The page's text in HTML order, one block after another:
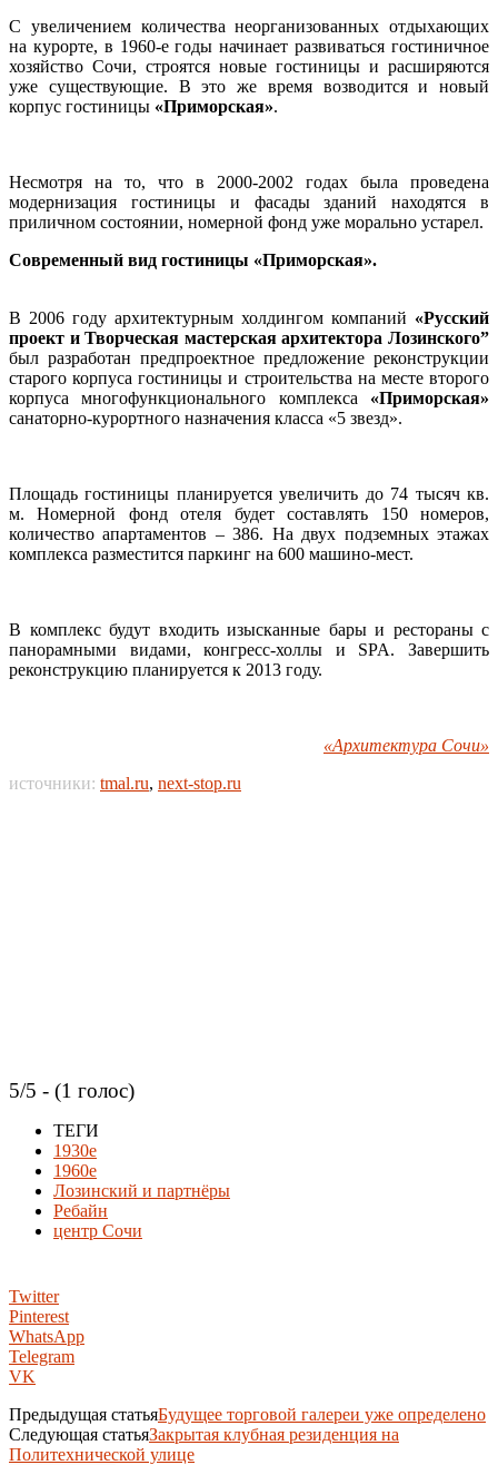
С увеличением количества неорганизованных отдыхающих
на курорте, в 1960-е годы начинает развиваться гостиничное
хозяйство Сочи, строятся новые гостиницы и расширяются
уже существующие. В это же время возводится и новый
корпус гостиницы «Приморская».
Несмотря на то, что в 2000-2002 годах была проведена
модернизация гостиницы и фасады зданий находятся в
приличном состоянии, номерной фонд уже морально устарел.
Современный вид гостиницы «Приморская».
В 2006 году архитектурным холдингом компаний «Русский
проект и Творческая мастерская архитектора Лозинского”
был разработан предпроектное предложение реконструкции
старого корпуса гостиницы и строительства на месте второго
корпуса многофункционального комплекса «Приморская»
санаторно-курортного назначения класса «5 звезд».
Площадь гостиницы планируется увеличить до 74 тысяч кв.
м. Номерной фонд отеля будет составлять 150 номеров,
количество апартаментов – 386. На двух подземных этажах
комплекса разместится паркинг на 600 машино-мест.
В комплекс будут входить изысканные бары и рестораны с
панорамными видами, конгресс-холлы и SPA. Завершить
реконструкцию планируется к 2013 году.
«Архитектура Сочи»
источники: tmal.ru, next-stop.ru
5/5 - (1 голос)
ТЕГИ
1930е
1960е
Лозинский и партнёры
Ребайн
центр Сочи
Twitter
Pinterest
WhatsApp
Telegram
VK
Предыдущая статьяБудущее торговой галереи уже определено
Следующая статьяЗакрытая клубная резиденция на
Политехнической улице